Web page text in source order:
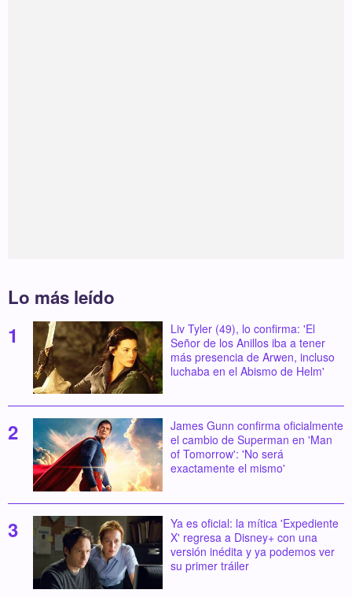
Lo más leído
Liv Tyler (49), lo confirma: 'El
Señor de los Anillos iba a tener
más presencia de Arwen, incluso
luchaba en el Abismo de Helm'
James Gunn confirma oficialmente
el cambio de Superman en 'Man
of Tomorrow': 'No será
exactamente el mismo'
Ya es oficial: la mítica 'Expediente
X' regresa a Disney+ con una
versión inédita y ya podemos ver
su primer tráiler